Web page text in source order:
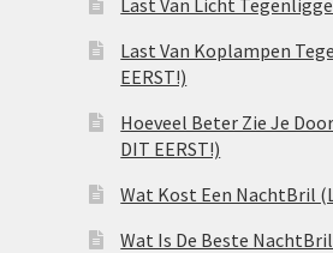
Last Van Koplampen
EERST!)
Hoeveel Beter Zie Je
DIT EERST!)
Wat Kost Een NachtBril
Wat Is De Beste NachtBril